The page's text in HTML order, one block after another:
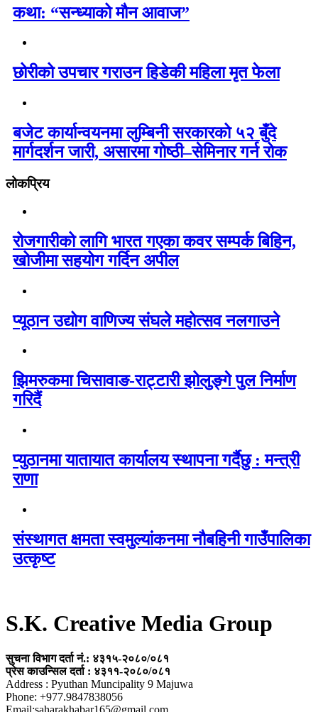
कथा: “सन्ध्याको मौन आवाज”
छोरीको उपचार गराउन हिडेकी महिला मृत फेला
बजेट कार्यान्वयनमा लुम्बिनी सरकारको ५२ बुँदे
मार्गदर्शन जारी, असारमा गोष्ठी–सेमिनार गर्न रोक
लोकप्रिय
रोजगारीको लागि भारत गएका कवर सम्पर्क बिहिन,
खोजीमा सहयोग गर्दिन अपील
प्यूठान उद्योग वाणिज्य संघले महोत्सव नलगाउने
झिमरुकमा चिसावाङ-राट्टारी झोलुङ्गे पुल निर्माण
गरिदैं
प्युठानमा यातायात कार्यालय स्थापना गर्दैछु : मन्त्री
राणा
संस्थागत क्षमता स्वमुल्यांकनमा नौबहिनी गाउँपालिका
उत्कृष्ट
S.K. Creative Media Group
सुचना विभाग दर्ता नं.: ४३१५-२०८०/०८१
प्रेस काउन्सिल दर्ता : ४३११-२०८०/०८१
Address : Pyuthan Muncipality 9 Majuwa
Phone: +977.9847838056
Email:saharakhabar165@gmail.com